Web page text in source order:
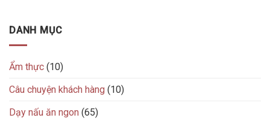
DANH MỤC
Ẩm thực (10)
Câu chuyện khách hàng (10)
Dạy nấu ăn ngon (65)